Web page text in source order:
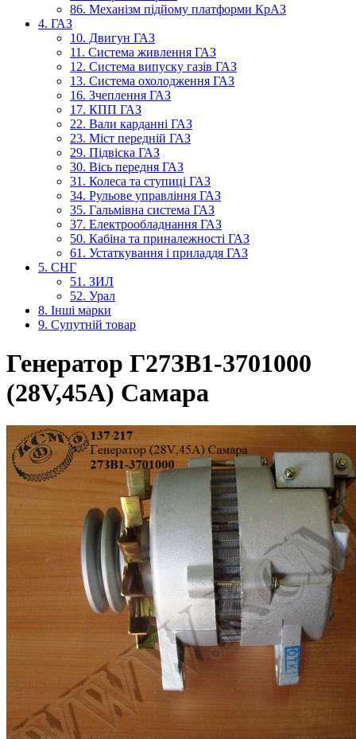
86. Механізм підйому платформи КрАЗ
4. ГАЗ
10. Двигун ГАЗ
11. Система живлення ГАЗ
12. Система випуску газів ГАЗ
13. Система охолодження ГАЗ
16. Зчеплення ГАЗ
17. КПП ГАЗ
22. Вали карданні ГАЗ
23. Міст передній ГАЗ
29. Підвіска ГАЗ
30. Вісь передня ГАЗ
31. Колеса та ступиці ГАЗ
34. Рульове управління ГАЗ
35. Гальмівна система ГАЗ
37. Електрообладнання ГАЗ
50. Кабіна та приналежності ГАЗ
61. Устаткування і приладдя ГАЗ
5. СНГ
51. ЗИЛ
52. Урал
8. Інші марки
9. Супутній товар
Генератор Г27ЗВ1-3701000
(28V,45А) Самара